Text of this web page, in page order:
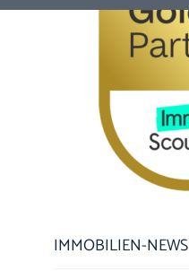
IMMOBILIEN-NEWS